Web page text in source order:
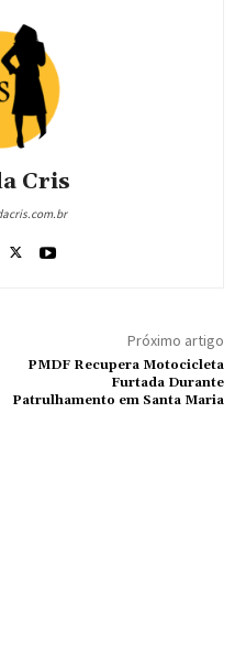
Cris
Próximo artigo
PMDF Recupera Motocicleta
Furtada Durante
Patrulhamento em Santa Maria